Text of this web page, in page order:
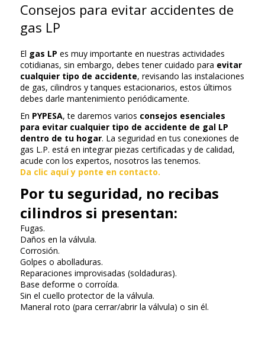
Consejos para evitar accidentes de
gas LP
El gas LP es muy importante en nuestras actividades
cotidianas, sin embargo, debes tener cuidado para evitar
cualquier tipo de accidente, revisando las instalaciones
de gas, cilindros y tanques estacionarios, estos últimos
debes darle mantenimiento periódicamente.
En PYPESA, te daremos varios consejos esenciales
para evitar cualquier tipo de accidente de gal LP
dentro de tu hogar. La seguridad en tus conexiones de
gas L.P. está en integrar piezas certificadas y de calidad,
acude con los expertos, nosotros las tenemos.
Da clic aquí y ponte en contacto.
Por tu seguridad, no recibas
cilindros si presentan:
Fugas.
Daños en la válvula.
Corrosión.
Golpes o abolladuras.
Reparaciones improvisadas (soldaduras).
Base deforme o corroída.
Sin el cuello protector de la válvula.
Maneral roto (para cerrar/abrir la válvula) o sin él.